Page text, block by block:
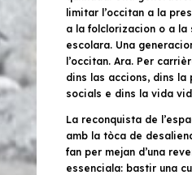
limitar l’occitan a la
a la folclorizacion o a la
escolara. Una
l’occitan. Ara. Per
dins las accions, dins
socials e dins la vida
La reconquista de
amb la tòca de
fan per mejan d’una
essenciala: bastir una